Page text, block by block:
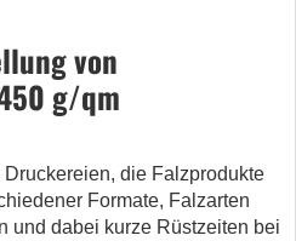
von
g/qm
die Falzprodukte
Formate, Falzarten
und dabei kurze Rüstzeiten bei